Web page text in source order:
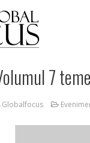
7
Globalfocus